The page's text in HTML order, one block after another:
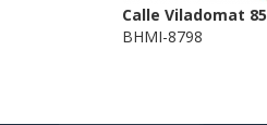
Calle Viladomat 85
BHMI-8798